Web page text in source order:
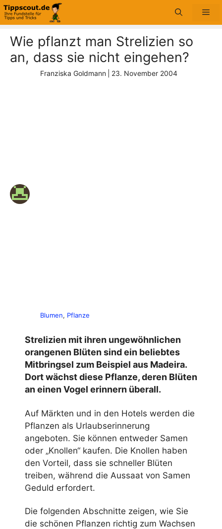
Zum
Inhalt
Wie pflanzt man Strelizien so
an, dass sie nicht eingehen?
Franziska Goldmann 23. November 2004
Blumen, Pflanze
Strelizien mit ihren ungewöhnlichen
orangenen Blüten sind ein beliebtes
Mitbringsel zum Beispiel aus Madeira.
Dort wächst diese Pflanze, deren Blüten
an einen Vogel erinnern überall.
Auf Märkten und in den Hotels werden die
Pflanzen als Urlaubserinnerung
angeboten. Sie können entweder Samen
oder „Knollen“ kaufen. Die Knollen haben
den Vorteil, dass sie schneller Blüten
treiben, während die Aussaat von Samen
Geduld erfordert.
Die folgenden Abschnitte zeigen, wie Sie
die schönen Pflanzen richtig zum Wachsen